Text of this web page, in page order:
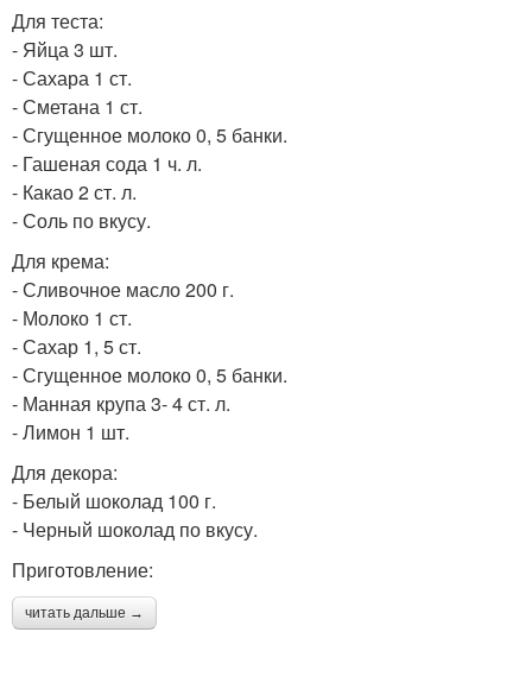
Для теста:
- Яйца 3 шт.
- Сахара 1 ст.
- Сметана 1 ст.
- Сгущенное молоко 0, 5 банки.
- Гашеная сода 1 ч. л.
- Какао 2 ст. л.
- Соль по вкусу.
Для крема:
- Сливочное масло 200 г.
- Молоко 1 ст.
- Сахар 1, 5 ст.
- Сгущенное молоко 0, 5 банки.
- Манная крупа 3- 4 ст. л.
- Лимон 1 шт.
Для декора:
- Белый шоколад 100 г.
- Черный шоколад по вкусу.
Приготовление:
читать дальше →